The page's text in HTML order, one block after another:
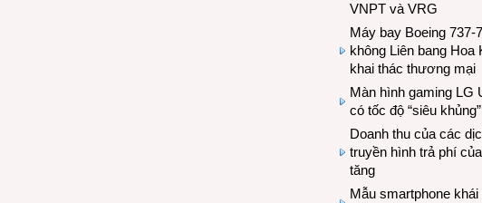
VNPT và VRG
Máy bay Boeing
không Liên bang
khai thác thương mại
Màn hình gaming LG
có tốc độ “siêu
Doanh thu của các
truyền hình trả phí
tăng
Mẫu smartphone